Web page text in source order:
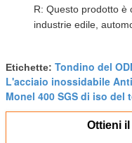
R: Questo prodotto è
industrie edile,
Etichette: Tondino del
L'acciaio inossidabile
Monel 400 SGS di iso del
Ottieni